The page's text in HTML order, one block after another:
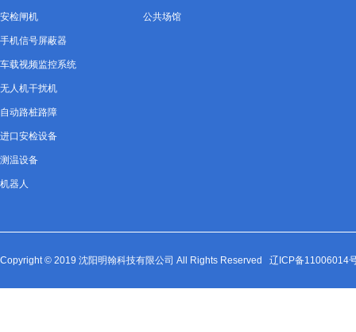
安检闸机
手机信号屏蔽器
车载视频监控系统
无人机干扰机
自动路桩路障
进口安检设备
测温设备
机器人
公共场馆
Copyright © 2019 沈阳明翰科技有限公司 All Rights Reserved 辽ICP备11006014